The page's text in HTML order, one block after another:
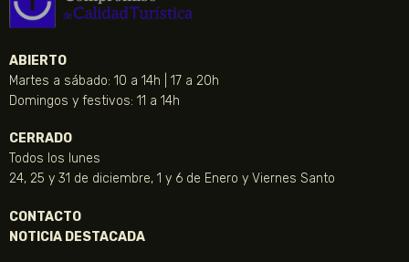
ABIERTO
Martes a sábado: 10 a 14h | 17 a 20h
Domingos y festivos: 11 a 14h
CERRADO
Todos los lunes
24, 25 y 31 de diciembre, 1 y 6 de Enero y Viernes Santo
CONTACTO
NOTICIA DESTACADA